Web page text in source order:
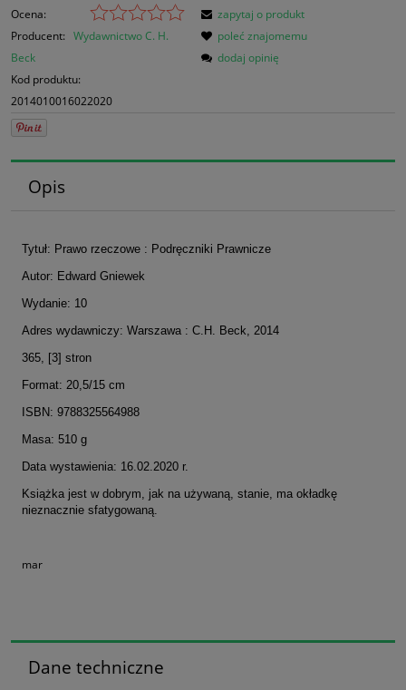
Ocena:
Producent: Wydawnictwo C. H.
Beck
Kod produktu:
2014010016022020
zapytaj o produkt
poleć znajomemu
dodaj opinię
Opis
Tytuł: Prawo rzeczowe : Podręczniki Prawnicze
Autor: Edward Gniewek
Wydanie: 10
Adres wydawniczy: Warszawa : C.H. Beck, 2014
365, [3] stron
Format: 20,5/15 cm
ISBN: 9788325564988
Masa: 510 g
Data wystawienia: 16.02.2020 r.
Książka jest w dobrym, jak na używaną, stanie, ma okładkę
nieznacznie sfatygowaną.
mar
Dane techniczne